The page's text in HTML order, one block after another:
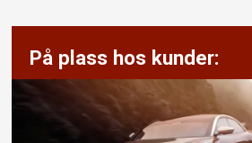
På plass hos kunder: